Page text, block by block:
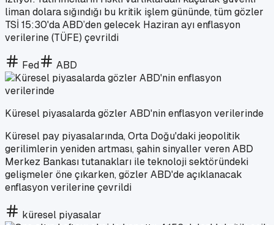
liman dolara sığındığı bu kritik işlem gününde, tüm gözler
TSİ 15:30'da ABD’den gelecek Haziran ayı enflasyon
verilerine (TÜFE) çevrildi
Fed ABD
Küresel piyasalarda gözler ABD'nin enflasyon verilerinde
Küresel pay piyasalarında, Orta Doğu'daki jeopolitik
gerilimlerin yeniden artması, şahin sinyaller veren ABD
Merkez Bankası tutanakları ile teknoloji sektöründeki
gelişmeler öne çıkarken, gözler ABD'de açıklanacak
enflasyon verilerine çevrildi
küresel piyasalar